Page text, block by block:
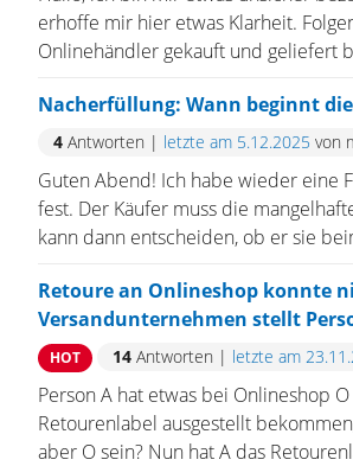
erhoffe mir hier etwas Klarheit.
Onlinehändler gekauft und geliefert
Nacherfüllung: Wann beginnt
4 Antworten | letzte am 5.12.2025 von
Guten Abend! Ich habe wieder eine
fest. Der Käufer muss die
kann dann entscheiden, ob er sie
Retoure an Onlineshop konnte
Versandunternehmen stellt
HOT 14 Antworten | letzte am
Person A hat etwas bei Onlineshop
Retourenlabel ausgestellt
aber O sein? Nun hat A das